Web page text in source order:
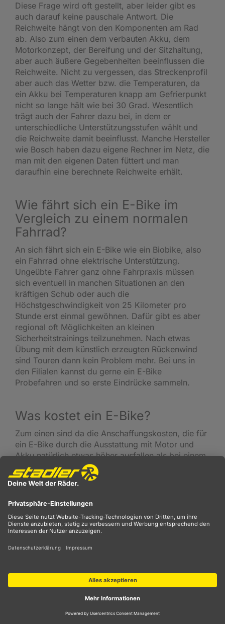
Diese Frage wird oft gestellt, aber leider gibt es
auch darauf keine pauschale Antwort. Die
Reichweite hängt von den Komponenten am Rad
ab. Also zum einen dem verbauten Akku, dem
Motorkonzept, der Bereifung und der Sitzhaltung,
aber auch äußere Gegebenheiten beeinflussen die
Reichweite. Nicht zu vergessen, das Streckenprofil
aber auch das Wetter bzw. die Temperaturen, da
ein Akku bei Temperaturen knapp am Gefrierpunkt
nicht so lange hält wie bei 30 Grad. Wesentlich
trägt auch der Fahrer dazu bei, in dem er
unterschiedliche Unterstützungsstufen wählt und
die Reichweite damit beeinflusst. Manche Hersteller
wie Bosch haben dazu eigene Rechner im Netz, die
man mit den eigenen Daten füttert und man
daraufhin eine berechnete Reichweite erhält.
Wie fährt sich ein E-Bike im
Vergleich zu einem normalen
Fahrrad?
An sich fährt sich ein E-Bike wie ein Biobike, also
ein Fahrrad ohne elektrische Unterstützung.
Ungeübte Fahrer ganz ohne Fahrpraxis müssen
sich eventuell in manchen Situationen an den
kräftigen Schub oder auch die
Höchstgeschwindigkeit von 25 Kilometer pro
Stunde erst einmal gewöhnen. Dafür gibt es aber
regional oft Möglichkeiten an kleinen
Sicherheitstrainings teilzunehmen. Nach etwas
Übung mit dem künstlich erzeugten Rückenwind
sind Touren dann kein Problem mehr. Bei uns in
den Filialen kannst du gerne ein E-Bike
Probefahren und so erste Eindrücke sammeln.
Was kostet ein E-Bike?
Zum einen sind da die Anschaffungskosten, die für
ein E-Bike durch die Ausstattung mit Motor und
Akku natürlich etwas höher ausfallen als bei einem
herkömmlichen Fahrrad. Zum anderen kommen
Folgekosten für den etwas erhöhten Verschleiß bei
Bauteilen durch den zusätzlichen elektrischen
Schub dazu. Wer sehr viel fährt und damit den
das eventuell auch bei den Stromkosten bemerken.
Grob gerechnet wären das aktuell etwa 18 - 19
Cent je Ladung bei einem 500 Wattstunden-Akku
Wer hier sparen will, sollte beim Leasen gleich ein
enthaltenen Service- und Verschleißkosten sind